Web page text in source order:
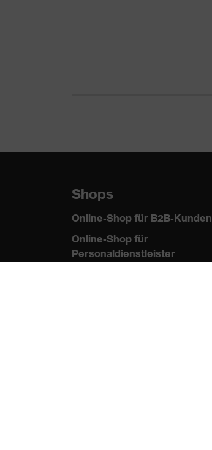
Shops
Online-Shop für B2B-Kunden
Online-Shop für
Personaldienstleister